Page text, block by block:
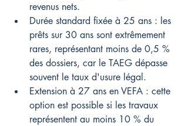
revenus nets.
Durée standard fixée à 25 ans : les
prêts sur 30 ans sont extrêmement
rares, représentant moins de 0,5 %
des dossiers, car le TAEG dépasse
souvent le taux d'usure légal.
Extension à 27 ans en VEFA : cette
option est possible si les travaux
représentent au moins 10 % du